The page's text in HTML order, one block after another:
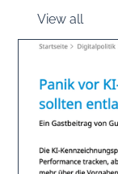
View all